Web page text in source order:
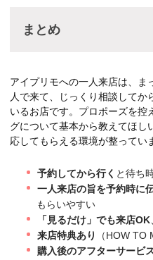
まとめ
アイプリモへの一人来店は、ま
人で来て、じっくり相談して
いるお店です。プロポーズを控
グについて基本から教えてほ
応してもらえる環境が整ってい
予約してから行く と待ち
一人来店の旨を予約時に
もらいやすい
「見るだけ」でも来店OK
来店特典あり
（HOW TO
購入後のアフターサービ